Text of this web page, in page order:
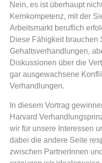
Nein, es ist überhaupt
Kernkompetenz, mit der
Arbeitsmarkt beruflich
Diese Fähigkeit brauchen
Gehaltsverhandlungen,
Diskussionen über die
gar ausgewachsene
Verhandlungen.
In diesem Vortrag
Harvard
wir für unsere Interessen
dabei die andere Seite
zwischen PartnerInnen